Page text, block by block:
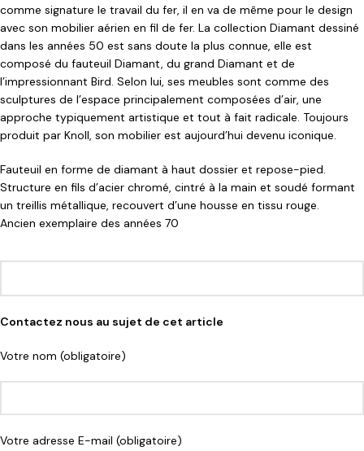
comme signature le travail du fer, il en va de même pour le design
avec son mobilier aérien en fil de fer. La collection Diamant dessiné
dans les années 50 est sans doute la plus connue, elle est
composé du fauteuil Diamant, du grand Diamant et de
l’impressionnant Bird. Selon lui, ses meubles sont comme des
sculptures de l’espace principalement composées d’air, une
approche typiquement artistique et tout à fait radicale. Toujours
produit par Knoll, son mobilier est aujourd’hui devenu iconique.
Fauteuil en forme de diamant à haut dossier et repose-pied.
Structure en fils d’acier chromé, cintré à la main et soudé formant
un treillis métallique, recouvert d’une housse en tissu rouge.
Ancien exemplaire des années 70
Contactez nous au sujet de cet article
Votre nom (obligatoire)
Votre adresse E-mail (obligatoire)